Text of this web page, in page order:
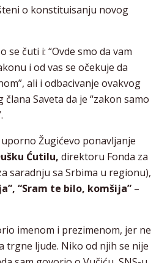
o konstituisanju novog
čuti i: “Ovde smo da vam
i od vas se očekuje da
ali i odbacivanje ovakvog
Saveta da je “zakon samo
Žugićevo ponavljanje
Ćutilu, direktoru Fonda za
saradnju sa Srbima u regionu),
“Sram te bilo, komšija” –
imenom i prezimenom, jer ne
trgne ljude. Niko od njih se nije